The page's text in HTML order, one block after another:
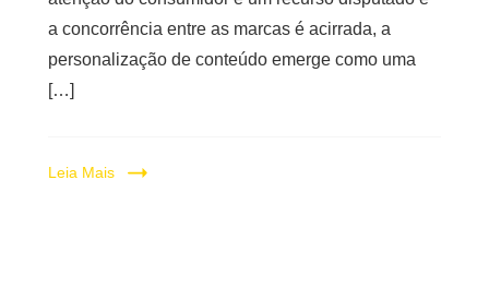
a concorrência entre as marcas é acirrada, a
personalização de conteúdo emerge como uma
[…]
Leia Mais